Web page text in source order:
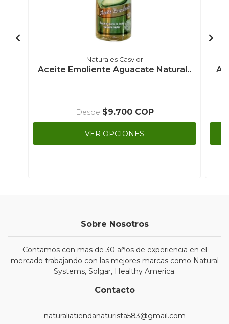
Naturales Casvior
Aceite Emoliente Aguacate Natural..
Desde $9.700 COP
VER OPCIONES
Sobre Nosotros
Contamos con mas de 30 años de experiencia en el
mercado trabajando con las mejores marcas como Natural
Systems, Solgar, Healthy America.
Contacto
naturaliatiendanaturista583@gmail.com